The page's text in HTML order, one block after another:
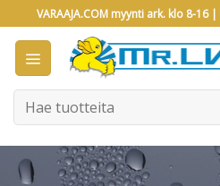
to
content
VARAAJA.COM myynti ark. klo 8-16 |
Etsi: